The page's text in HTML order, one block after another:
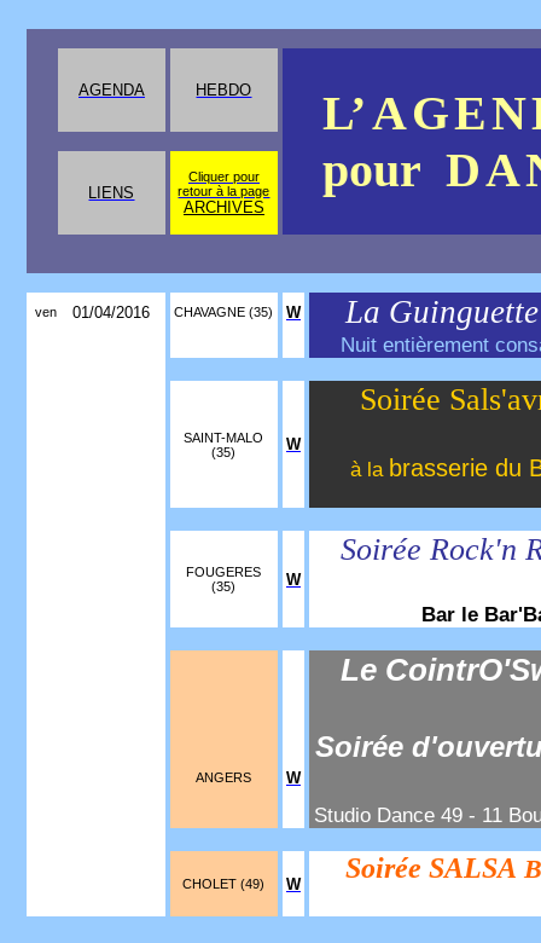
AGENDA HEBDO L’ AGEN
pour DA
LIENS
Cliquer pour
retour à la page
ARCHIVES
ven 01/04/2016 CHAVAGNE (35) W La
Nuit entièrement
SAINT-MALO
(35)
W
Soirée
à la brasserie du
FOUGERES
(35)
W
Soirée Rock'n
Bar le
Le
ANGERS W
Soirée
Studio Dance 49 - 11
CHOLET (49) W
Soirée SALSA